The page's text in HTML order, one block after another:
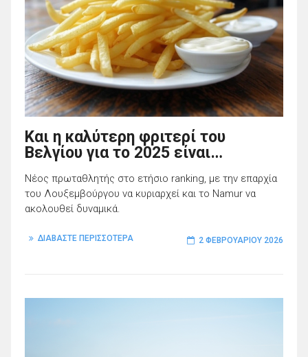
Και η καλύτερη φριτερί του
Βελγίου για το 2025 είναι…
Νέος πρωταθλητής στο ετήσιο ranking, με την επαρχία
του Λουξεμβούργου να κυριαρχεί και το Namur να
ακολουθεί δυναμικά.
ΔΙΑΒΑΣΤΕ ΠΕΡΙΣΣΟΤΕΡΑ 2 ΦΕΒΡΟΥΑΡΊΟΥ 2026